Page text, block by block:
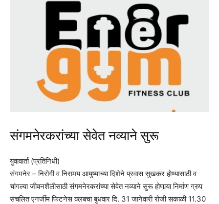
संगमनेरकरांच्या सेवेत नव्याने सुरू
युवावार्ता (प्रतिनिधी)
संगमनेर – निरोगी व निरामय आयुष्याच्या दिशेने प्रवास सुखकर होण्यासाठी व
चांगल्या जीवनशैलीसाठी संगमनेरकरांच्या सेवेत नव्याने सुरू होणार्‍या निर्माण ग्रुप
संचलित एनर्जीम फिटनेस क्लबचा बुधवार दि. 31 जानेवारी रोजी सकाळी 11.30